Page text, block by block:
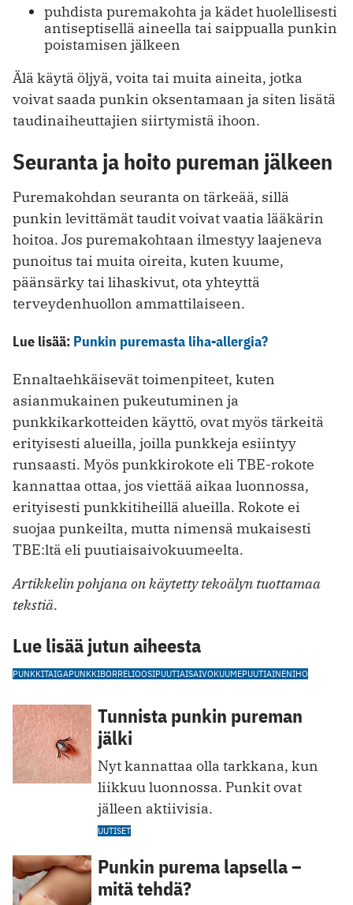
puhdista puremakohta ja kädet huolellisesti
antiseptisellä aineella tai saippualla punkin
poistamisen jälkeen
Älä käytä öljyä, voita tai muita aineita, jotka
voivat saada punkin oksentamaan ja siten lisätä
taudinaiheuttajien siirtymistä ihoon.
Seuranta ja hoito pureman jälkeen
Puremakohdan seuranta on tärkeää, sillä
punkin levittämät taudit voivat vaatia lääkärin
hoitoa. Jos puremakohtaan ilmestyy laajeneva
punoitus tai muita oireita, kuten kuume,
päänsärky tai lihaskivut, ota yhteyttä
terveydenhuollon ammattilaiseen.
Lue lisää: Punkin puremasta liha-allergia?
Ennaltaehkäisevät toimenpiteet, kuten
asianmukainen pukeutuminen ja
punkkikarkotteiden käyttö, ovat myös tärkeitä
erityisesti alueilla, joilla punkkeja esiintyy
runsaasti. Myös punkkirokote eli TBE-rokote
kannattaa ottaa, jos viettää aikaa luonnossa,
erityisesti punkkitiheillä alueilla. Rokote ei
suojaa punkeilta, mutta nimensä mukaisesti
TBE:ltä eli puutiaisaivokuumeelta.
Artikkelin pohjana on käytetty tekoälyn tuottamaa
tekstiä.
Lue lisää jutun aiheesta
PUNKKITAIGAPUNKKIBORRELIOOSIPUUTIAISAIVOKUUMEPUUTIAINENIHO
Tunnista punkin pureman
jälki
Nyt kannattaa olla tarkkana, kun
liikkuu luo nnossa. Punkit ovat
jälleen aktiivisia.
UUTISET
Punkin purema lapsella –
mitä tehdä?